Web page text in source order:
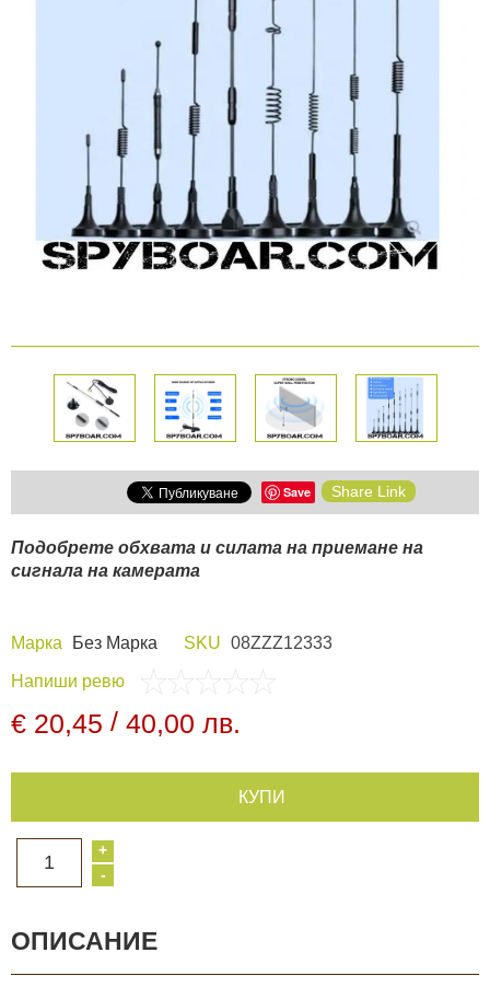
СПОРТНИ
СМАРТ
ЧАСОВНИЦИ
ВИДЕОРЕГИСТРАТОРИ
ПОДАРЪЦИ
АРХИВНИ
ПРОДУКТИ
Безопастност и
сигурност
Боди камери и екшън
камери
Акумулатори и батерии
Нощно виждане
Спортни и смарт
часовници
Видеорегистратори
Архивни продукти
Подобрете обхвата и силата на приемане на
сигнала на камерата
Save Share Link
Марка Без Марка SKU 08ZZZ12333
Напиши ревю
€ 20,45 / 40,00 лв.
КУПИ
1
-
+
ОПИСАНИЕ